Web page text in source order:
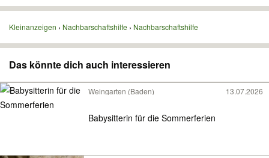
Kleinanzeigen Nachbarschaftshilfe Nachbarschaftshilfe
Das könnte dich auch interessieren
Weingarten (Baden) 13.07.2026
Babysitterin für die Sommerferien